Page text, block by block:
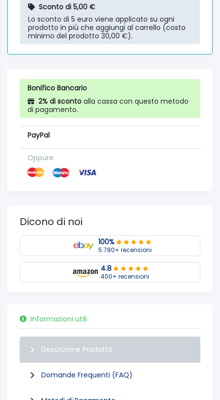
Sconto di 5,00 €
Lo sconto di 5 euro viene applicato su ogni
prodotto in più che aggiungi al carrello (costo
minimo del prodotto 30,00 €).
Bonifico Bancario
2% di sconto alla cassa con questo metodo
di pagamento.
PayPal
Oppure
Dicono di noi
100%
5.780+ recensioni
4.8
400+ recensioni
Informazioni utili
Descrizione Prodotto
Domande Frequenti (FAQ)